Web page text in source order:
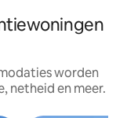
worden
netheid en meer.